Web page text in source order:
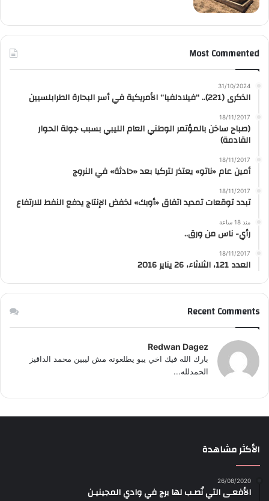
Most Commented
31/10/2024
الذكرى (221).. “فيلادلفيا” الأمريكية في أسر البحارة الطرابلسيين
18/11/2017
(صباح ساخن بالمؤتمر الوطني العام الليبي بسبب جولة الحوار
القادمة)
18/11/2017
أمين عام «ناتو» يعتذر لتركيا بعد «حادثة» في النروج
18/11/2017
تبدد توقعات تمديد اتفاق «أوبك» لخفض الإنتاج يدفع النفط للارتفاع
منذ 18 ساعة
رأي- ناس من ورق..
18/11/2017
العدد 121، الثلاثاء، 26 يناير 2016
Recent Comments
Redwan Dagez
بارك الله فيك اخي يبو يطلعونه مش ليبين محمد الداقيز
الحمدلله...
الأكثر مشاهدة
26/08/2020
الأفعـى التي نُصـب لها برج في وادي المجينيـن